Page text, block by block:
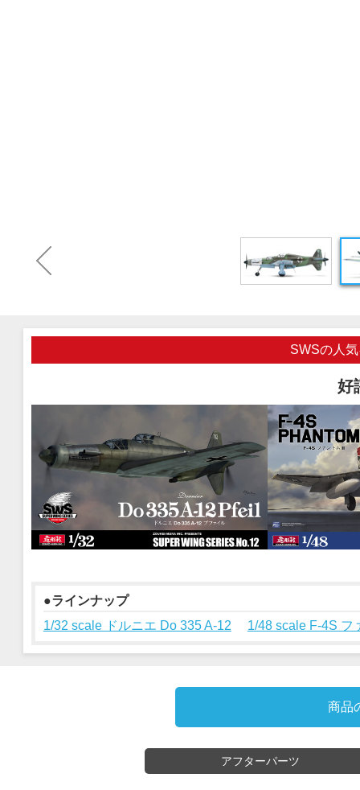
SWSの人
好
●ラインナップ
1/32 scale ドルニエ Do 335 A-12
1/48 scale F-4S フ
商品
アフターパーツ